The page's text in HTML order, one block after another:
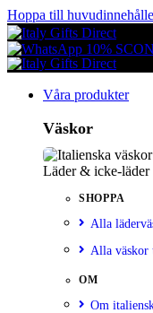
Hoppa till
10%
Våra produkter
Väskor
Läder & icke-läder
SHOPPA
Alla
Alla väskor
OM
Om